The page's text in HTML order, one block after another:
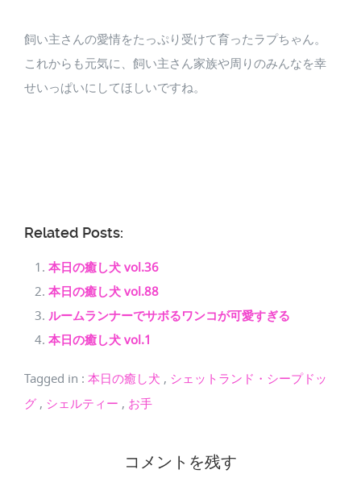
飼い主さんの愛情をたっぷり受けて育ったラプちゃん。
これからも元気に、飼い主さん家族や周りのみんなを幸
せいっぱいにしてほしいですね。
Related Posts:
本日の癒し犬 vol.36
本日の癒し犬 vol.88
ルームランナーでサボるワンコが可愛すぎる
本日の癒し犬 vol.1
Tagged in : 本日の癒し犬 , シェットランド・シープドッ
グ , シェルティー , お手
コメントを残す